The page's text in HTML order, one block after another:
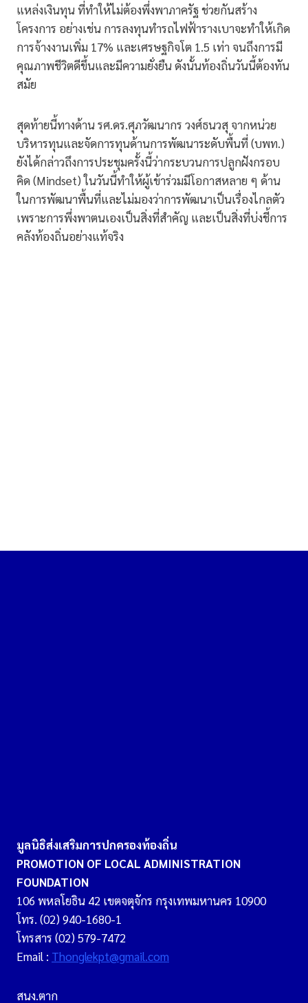
แหล่งเงินทุน ที่ทำให้ไม่ต้องพึ่งพาภาครัฐ ช่วยกันสร้าง
โครงการ อย่างเช่น การลงทุนทำรถไฟฟ้ารางเบาจะทำให้เกิด
การจ้างงานเพิ่ม 17% และเศรษฐกิจโต 1.5 เท่า จนถึงการมี
คุณภาพชีวิตดีขึ้นและมีความยั่งยืน ดังนั้นท้องถิ่นวันนี้ต้องทัน
สมัย
สุดท้ายนี้ทางด้าน รศ.ดร.ศุภวัฒนากร วงศ์ธนวสุ จากหน่วย
บริหารทุนและจัดการทุนด้านการพัฒนาระดับพื้นที่ (บพท.)
ยังได้กล่าวถึงการประชุมครั้งนี้ว่ากระบวนการปลูกฝังกรอบ
คิด (Mindset) ในวันนี้ทำให้ผู้เข้าร่วมมีโอกาสหลาย ๆ ด้าน
ในการพัฒนาพื้นที่และไม่มองว่าการพัฒนาเป็นเรื่องไกลตัว
เพราะการพึ่งพาตนเองเป็นสิ่งที่สำคัญ และเป็นสิ่งที่บ่งชี้การ
คลังท้องถิ่นอย่างแท้จริง
มูลนิธิส่งเสริมการปกครองท้องถิ่น
PROMOTION OF LOCAL ADMINISTRATION
FOUNDATION
106 พหลโยธิน 42 เขตจตุจักร กรุงเทพมหานคร 10900
โทร. (02) 940-1680-1
โทรสาร (02) 579-7472
Email : Thonglekpt@gmail.com
สนง.ตาก